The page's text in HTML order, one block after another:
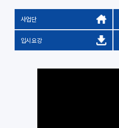
사업단
입시요강